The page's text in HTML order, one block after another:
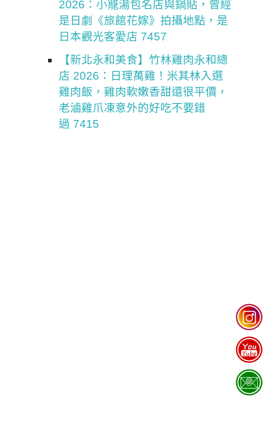
2026：小籠湯包名店與鍋貼，曾經
是日劇《旅館花嫁》拍攝地點，是
日本觀光客愛店 7457
【新北永和美食】竹林雞肉永和總
店 2026：日理萬雞！米其林入選
雞肉飯，雞肉軟嫩香甜還很平價，
老滷雞爪凍意外的好吃不要錯
過 7415